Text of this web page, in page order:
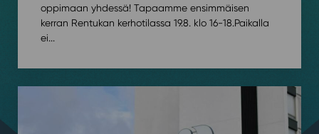
oppimaan yhdessä! Tapaamme ensimmäisen
kerran Rentukan kerhotilassa 19.8. klo 16-18.⁠⁠Paikalla
ei...